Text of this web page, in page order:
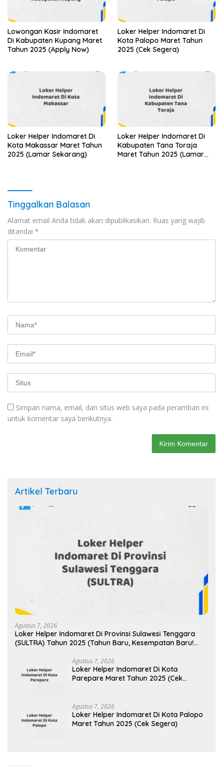
Lowongan Kasir Indomaret
Di Kabupaten Kupang Maret
Tahun 2025 (Apply Now)
Loker Helper Indomaret Di
Kota Palopo Maret Tahun
2025 (Cek Segera)
Loker Helper Indomaret Di
Kota Makassar Maret Tahun
2025 (Lamar Sekarang)
Loker Helper Indomaret Di
Kabupaten Tana Toraja
Maret Tahun 2025 (Lamar
Tinggalkan Balasan
Alamat email Anda tidak akan dipublikasikan. Ruas yang wajib
ditandai *
Simpan nama, email, dan situs web saya pada peramban ini
untuk komentar saya berikutnya.
Artikel Terbaru
Agustus 7, 2026
Loker Helper Indomaret Di Provinsi Sulawesi Tenggara
(SULTRA) Tahun 2025 (Tahun Baru, Kesempatan Baru!
Agustus 7, 2026
Loker Helper Indomaret Di Kota
Parepare Maret Tahun 2025 (Cek
Agustus 7, 2026
Loker Helper Indomaret Di Kota Palopo
Maret Tahun 2025 (Cek Segera)